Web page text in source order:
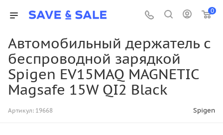
0
Автомобильный держатель с
беспроводной зарядкой
Spigen EV15MAQ MAGNETIC
Magsafe 15W QI2 Black
Артикул: 19668 Spigen